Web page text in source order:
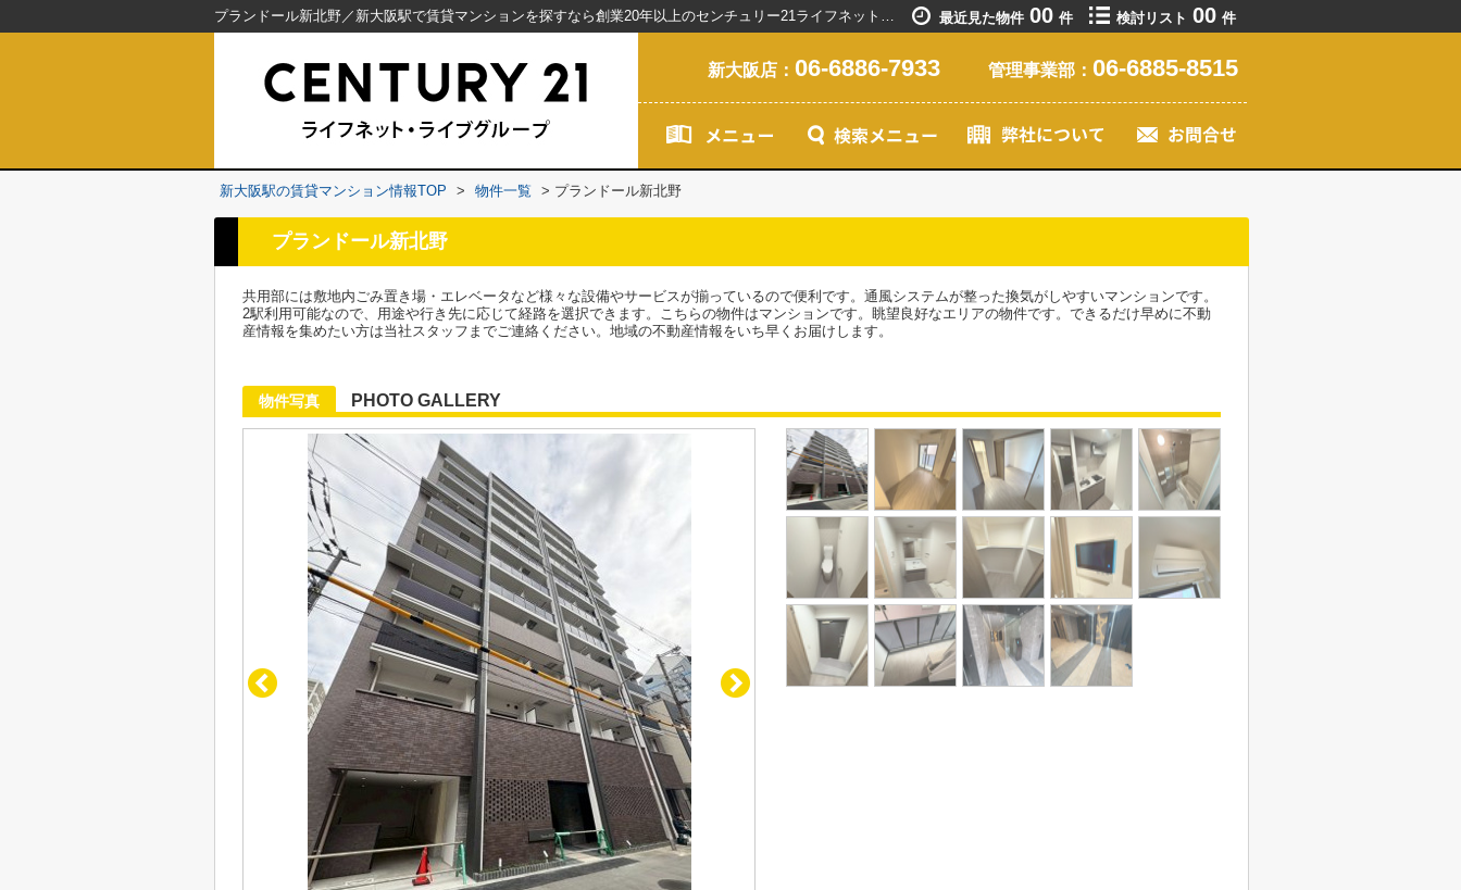
プランドール新北野／新大阪駅で賃貸マンションを探すなら創業20年以上のセンチュリー21ライフネット・ライブグループ 最近見た物件 00 件 検討リスト 00 件
新大阪店： 06-6886-7933 管理事業部： 06-6885-8515
新大阪駅の賃貸マンション情報TOP > 物件一覧 > プランドール新北野
プランドール新北野
共用部には敷地内ごみ置き場・エレベータなど様々な設備やサービスが揃っているので便利です。通風システムが整った換気がしやすいマンションです。
2駅利用可能なので、用途や行き先に応じて経路を選択できます。こちらの物件はマンションです。眺望良好なエリアの物件です。できるだけ早めに不動
産情報を集めたい方は当社スタッフまでご連絡ください。地域の不動産情報をいち早くお届けします。
物件写真 PHOTO GALLERY